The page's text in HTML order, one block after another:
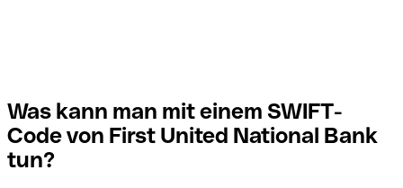
Was kann man mit einem SWIFT-
Code von First United National Bank
tun?